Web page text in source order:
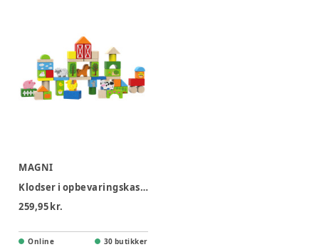
MAGNI
Klodser i opbevaringskasse Bondegårdstema, 50 stk
259,95 kr.
Online 30 butikker